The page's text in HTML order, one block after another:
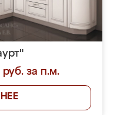
за п.м.